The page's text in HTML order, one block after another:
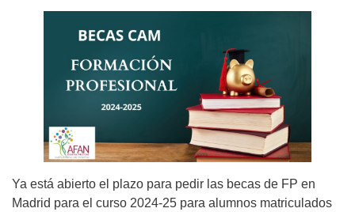
Ya está abierto el plazo para pedir las becas de FP en
Madrid para el curso 2024-25 para alumnos matriculados